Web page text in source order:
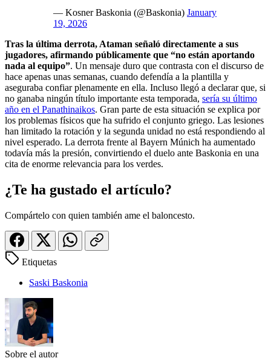
— Kosner Baskonia (@Baskonia) January
19, 2026
Tras la última derrota, Ataman señaló directamente a sus
jugadores, afirmando públicamente que “no están aportando
nada al equipo”. Un mensaje duro que contrasta con el discurso de
hace apenas unas semanas, cuando defendía a la plantilla y
aseguraba confiar plenamente en ella. Incluso llegó a declarar que, si
no ganaba ningún título importante esta temporada, sería su último
año en el Panathinaikos. Gran parte de esta situación se explica por
los problemas físicos que ha sufrido el conjunto griego. Las lesiones
han limitado la rotación y la segunda unidad no está respondiendo al
nivel esperado. La derrota frente al Bayern Múnich ha aumentado
todavía más la presión, convirtiendo el duelo ante Baskonia en una
cita de enorme relevancia para los verdes.
¿Te ha gustado el artículo?
Compártelo con quien también ame el baloncesto.
Etiquetas
Saski Baskonia
Sobre el autor